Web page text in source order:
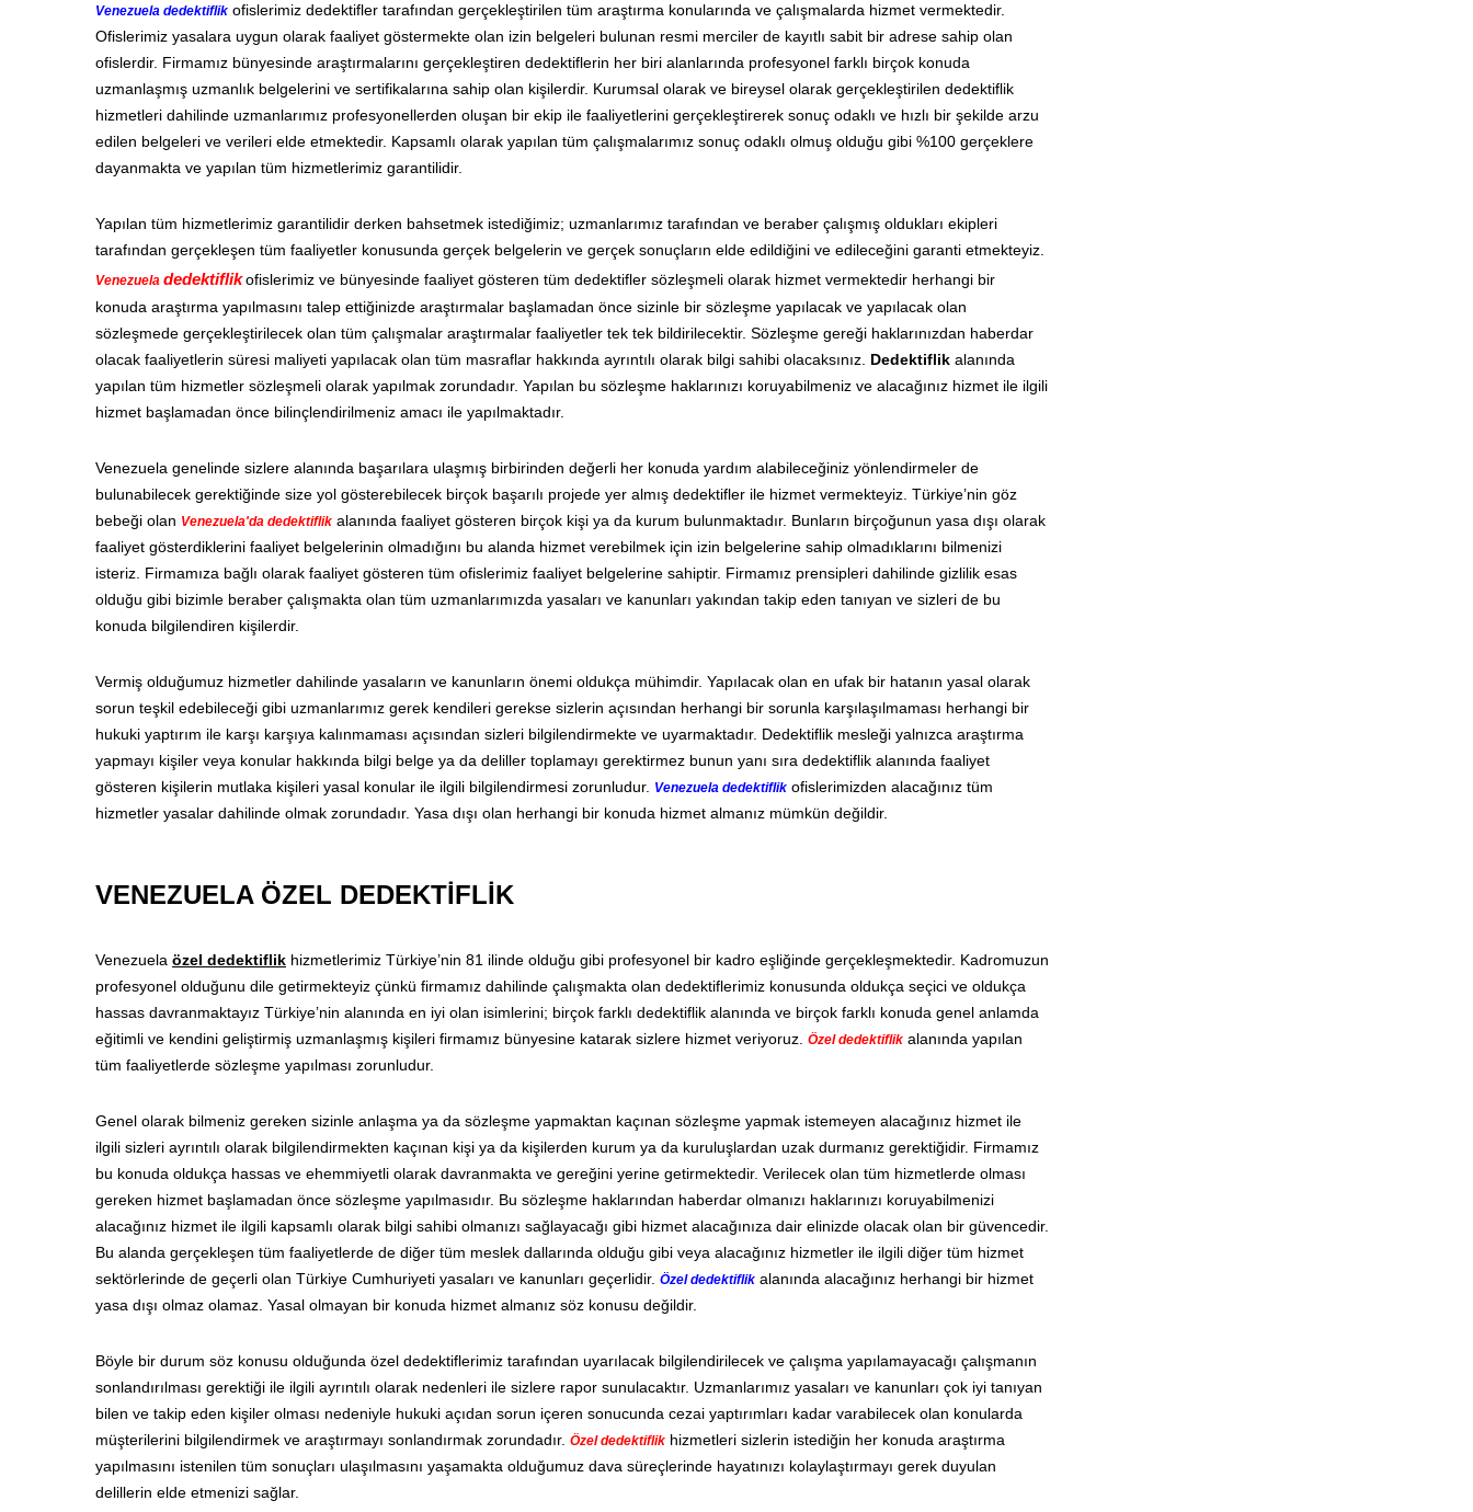
Venezuela dedektiflik ofislerimiz dedektifler tarafından gerçekleştirilen tüm araştırma konularında ve çalışmalarda hizmet vermektedir.
Ofislerimiz yasalara uygun olarak faaliyet göstermekte olan izin belgeleri bulunan resmi merciler de kayıtlı sabit bir adrese sahip olan
ofislerdir. Firmamız bünyesinde araştırmalarını gerçekleştiren dedektiflerin her biri alanlarında profesyonel farklı birçok konuda
uzmanlaşmış uzmanlık belgelerini ve sertifikalarına sahip olan kişilerdir. Kurumsal olarak ve bireysel olarak gerçekleştirilen dedektiflik
hizmetleri dahilinde uzmanlarımız profesyonellerden oluşan bir ekip ile faaliyetlerini gerçekleştirerek sonuç odaklı ve hızlı bir şekilde arzu
edilen belgeleri ve verileri elde etmektedir. Kapsamlı olarak yapılan tüm çalışmalarımız sonuç odaklı olmuş olduğu gibi %100 gerçeklere
dayanmakta ve yapılan tüm hizmetlerimiz garantilidir.
Yapılan tüm hizmetlerimiz garantilidir derken bahsetmek istediğimiz; uzmanlarımız tarafından ve beraber çalışmış oldukları ekipleri
tarafından gerçekleşen tüm faaliyetler konusunda gerçek belgelerin ve gerçek sonuçların elde edildiğini ve edileceğini garanti etmekteyiz.
Venezuela dedektiflikofislerimiz ve bünyesinde faaliyet gösteren tüm dedektifler sözleşmeli olarak hizmet vermektedir herhangi bir
konuda araştırma yapılmasını talep ettiğinizde araştırmalar başlamadan önce sizinle bir sözleşme yapılacak ve yapılacak olan
sözleşmede gerçekleştirilecek olan tüm çalışmalar araştırmalar faaliyetler tek tek bildirilecektir. Sözleşme gereği haklarınızdan haberdar
olacak faaliyetlerin süresi maliyeti yapılacak olan tüm masraflar hakkında ayrıntılı olarak bilgi sahibi olacaksınız. Dedektiflik alanında
yapılan tüm hizmetler sözleşmeli olarak yapılmak zorundadır. Yapılan bu sözleşme haklarınızı koruyabilmeniz ve alacağınız hizmet ile ilgili
hizmet başlamadan önce bilinçlendirilmeniz amacı ile yapılmaktadır.
Venezuela genelinde sizlere alanında başarılara ulaşmış birbirinden değerli her konuda yardım alabileceğiniz yönlendirmeler de
bulunabilecek gerektiğinde size yol gösterebilecek birçok başarılı projede yer almış dedektifler ile hizmet vermekteyiz. Türkiye’nin göz
bebeği olan Venezuela'da dedektiflik alanında faaliyet gösteren birçok kişi ya da kurum bulunmaktadır. Bunların birçoğunun yasa dışı olarak
faaliyet gösterdiklerini faaliyet belgelerinin olmadığını bu alanda hizmet verebilmek için izin belgelerine sahip olmadıklarını bilmenizi
isteriz. Firmamıza bağlı olarak faaliyet gösteren tüm ofislerimiz faaliyet belgelerine sahiptir. Firmamız prensipleri dahilinde gizlilik esas
olduğu gibi bizimle beraber çalışmakta olan tüm uzmanlarımızda yasaları ve kanunları yakından takip eden tanıyan ve sizleri de bu
konuda bilgilendiren kişilerdir.
Vermiş olduğumuz hizmetler dahilinde yasaların ve kanunların önemi oldukça mühimdir. Yapılacak olan en ufak bir hatanın yasal olarak
sorun teşkil edebileceği gibi uzmanlarımız gerek kendileri gerekse sizlerin açısından herhangi bir sorunla karşılaşılmaması herhangi bir
hukuki yaptırım ile karşı karşıya kalınmaması açısından sizleri bilgilendirmekte ve uyarmaktadır. Dedektiflik mesleği yalnızca araştırma
yapmayı kişiler veya konular hakkında bilgi belge ya da deliller toplamayı gerektirmez bunun yanı sıra dedektiflik alanında faaliyet
gösteren kişilerin mutlaka kişileri yasal konular ile ilgili bilgilendirmesi zorunludur. Venezuela dedektiflik ofislerimizden alacağınız tüm
hizmetler yasalar dahilinde olmak zorundadır. Yasa dışı olan herhangi bir konuda hizmet almanız mümkün değildir.
VENEZUELA ÖZEL DEDEKTİFLİK
Venezuela özel dedektiflik hizmetlerimiz Türkiye’nin 81 ilinde olduğu gibi profesyonel bir kadro eşliğinde gerçekleşmektedir. Kadromuzun
profesyonel olduğunu dile getirmekteyiz çünkü firmamız dahilinde çalışmakta olan dedektiflerimiz konusunda oldukça seçici ve oldukça
hassas davranmaktayız Türkiye’nin alanında en iyi olan isimlerini; birçok farklı dedektiflik alanında ve birçok farklı konuda genel anlamda
eğitimli ve kendini geliştirmiş uzmanlaşmış kişileri firmamız bünyesine katarak sizlere hizmet veriyoruz. Özel dedektiflik alanında yapılan
tüm faaliyetlerde sözleşme yapılması zorunludur.
Genel olarak bilmeniz gereken sizinle anlaşma ya da sözleşme yapmaktan kaçınan sözleşme yapmak istemeyen alacağınız hizmet ile
ilgili sizleri ayrıntılı olarak bilgilendirmekten kaçınan kişi ya da kişilerden kurum ya da kuruluşlardan uzak durmanız gerektiğidir. Firmamız
bu konuda oldukça hassas ve ehemmiyetli olarak davranmakta ve gereğini yerine getirmektedir. Verilecek olan tüm hizmetlerde olması
gereken hizmet başlamadan önce sözleşme yapılmasıdır. Bu sözleşme haklarından haberdar olmanızı haklarınızı koruyabilmenizi
alacağınız hizmet ile ilgili kapsamlı olarak bilgi sahibi olmanızı sağlayacağı gibi hizmet alacağınıza dair elinizde olacak olan bir güvencedir.
Bu alanda gerçekleşen tüm faaliyetlerde de diğer tüm meslek dallarında olduğu gibi veya alacağınız hizmetler ile ilgili diğer tüm hizmet
sektörlerinde de geçerli olan Türkiye Cumhuriyeti yasaları ve kanunları geçerlidir. Özel dedektiflik alanında alacağınız herhangi bir hizmet
yasa dışı olmaz olamaz. Yasal olmayan bir konuda hizmet almanız söz konusu değildir.
Böyle bir durum söz konusu olduğunda özel dedektiflerimiz tarafından uyarılacak bilgilendirilecek ve çalışma yapılamayacağı çalışmanın
sonlandırılması gerektiği ile ilgili ayrıntılı olarak nedenleri ile sizlere rapor sunulacaktır. Uzmanlarımız yasaları ve kanunları çok iyi tanıyan
bilen ve takip eden kişiler olması nedeniyle hukuki açıdan sorun içeren sonucunda cezai yaptırımları kadar varabilecek olan konularda
müşterilerini bilgilendirmek ve araştırmayı sonlandırmak zorundadır. Özel dedektiflik hizmetleri sizlerin istediğin her konuda araştırma
yapılmasını istenilen tüm sonuçları ulaşılmasını yaşamakta olduğumuz dava süreçlerinde hayatınızı kolaylaştırmayı gerek duyulan
delillerin elde etmenizi sağlar.